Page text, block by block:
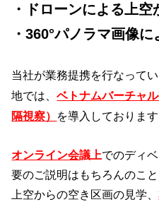
・ドローンによる上
・360°パノラマ画像
当社が業務提携を行なって
地では、ベトナムバーチャ
隔視察） を導入しております
オンライン会議 上でのディ
要のご説明はもちろんのこ
上空からの空き区画の見学、